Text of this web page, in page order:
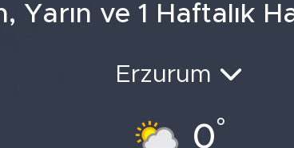
Yarın ve 1 Haftalık
Erzurum
0°